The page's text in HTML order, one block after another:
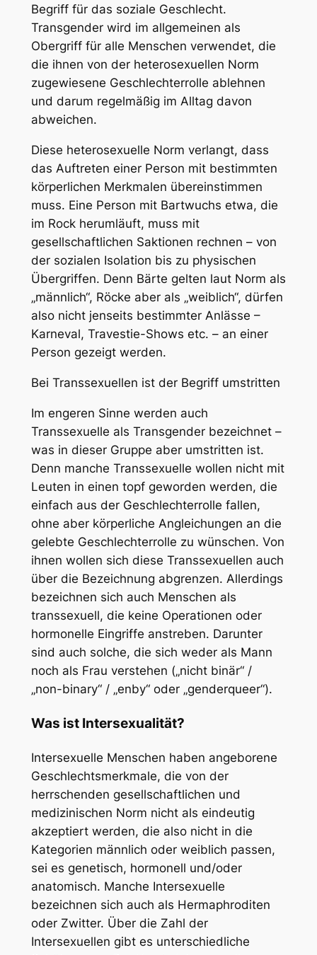
Begriff für das soziale Geschlecht.
Transgender wird im allgemeinen als
Obergriff für alle Menschen verwendet, die
die ihnen von der heterosexuellen Norm
zugewiesene Geschlechterrolle ablehnen
und darum regelmäßig im Alltag davon
abweichen.
Diese heterosexuelle Norm verlangt, dass
das Auftreten einer Person mit bestimmten
körperlichen Merkmalen übereinstimmen
muss. Eine Person mit Bartwuchs etwa, die
im Rock herumläuft, muss mit
gesellschaftlichen Saktionen rechnen – von
der sozialen Isolation bis zu physischen
Übergriffen. Denn Bärte gelten laut Norm als
„männlich“, Röcke aber als „weiblich“, dürfen
also nicht jenseits bestimmter Anlässe –
Karneval, Travestie-Shows etc. – an einer
Person gezeigt werden.
Bei Transsexuellen ist der Begriff umstritten
Im engeren Sinne werden auch
Transsexuelle als Transgender bezeichnet –
was in dieser Gruppe aber umstritten ist.
Denn manche Transsexuelle wollen nicht mit
Leuten in einen topf geworden werden, die
einfach aus der Geschlechterrolle fallen,
ohne aber körperliche Angleichungen an die
gelebte Geschlechterrolle zu wünschen. Von
ihnen wollen sich diese Transsexuellen auch
über die Bezeichnung abgrenzen. Allerdings
bezeichnen sich auch Menschen als
transsexuell, die keine Operationen oder
hormonelle Eingriffe anstreben. Darunter
sind auch solche, die sich weder als Mann
noch als Frau verstehen („nicht binär“ /
„non-binary“ / „enby“ oder „genderqueer“).
Was ist Intersexualität?
Intersexuelle Menschen haben angeborene
Geschlechtsmerkmale, die von der
herrschenden gesellschaftlichen und
medizinischen Norm nicht als eindeutig
akzeptiert werden, die also nicht in die
Kategorien männlich oder weiblich passen,
sei es genetisch, hormonell und/oder
anatomisch. Manche Intersexuelle
bezeichnen sich auch als Hermaphroditen
oder Zwitter. Über die Zahl der
Intersexuellen gibt es unterschiedliche